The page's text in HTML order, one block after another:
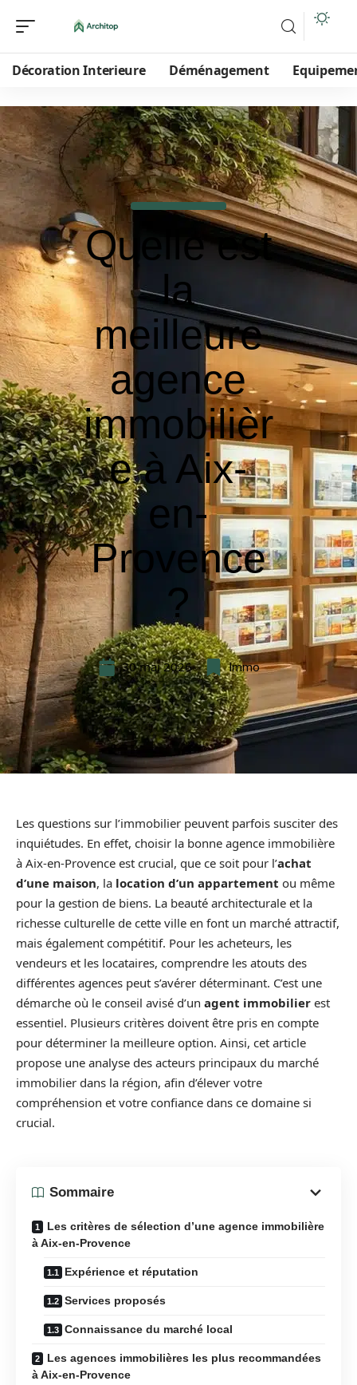
Décoration Interieure Déménagement
Quelle est
la
meilleure
agence
immobilièr
e à Aix-
en-
Provence
?
30 mai 2026 Immo
Les questions sur l’immobilier peuvent parfois susciter des
inquiétudes. En effet, choisir la bonne agence immobilière
à Aix-en-Provence est crucial, que ce soit pour l’achat
d’une maison, la location d’un appartement ou même
pour la gestion de biens. La beauté architecturale et la
richesse culturelle de cette ville en font un marché attractif,
mais également compétitif. Pour les acheteurs, les
vendeurs et les locataires, comprendre les atouts des
différentes agences peut s’avérer déterminant. C’est une
démarche où le conseil avisé d’un agent immobilier est
essentiel. Plusieurs critères doivent être pris en compte
pour déterminer la meilleure option. Ainsi, cet article
propose une analyse des acteurs principaux du marché
immobilier dans la région, afin d’élever votre
compréhension et votre confiance dans ce domaine si
crucial.
Sommaire
Les critères de sélection d’une agence immobilière
à Aix-en-Provence
Expérience et réputation
Services proposés
Connaissance du marché local
Les agences immobilières les plus recommandées
à Aix-en-Provence